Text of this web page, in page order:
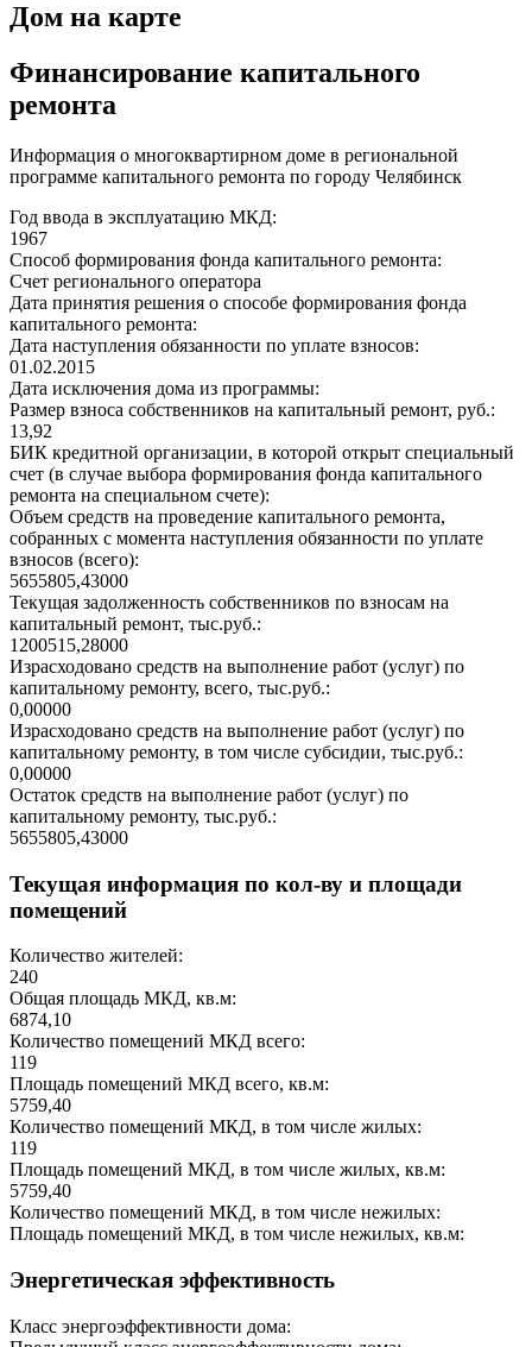
Дом на карте
Финансирование капитального
ремонта
Информация о многоквартирном доме в региональной
программе капитального ремонта по городу Челябинск
Год ввода в эксплуатацию МКД:
1967
Способ формирования фонда капитального ремонта:
Счет регионального оператора
Дата принятия решения о способе формирования фонда
капитального ремонта:
Дата наступления обязанности по уплате взносов:
01.02.2015
Дата исключения дома из программы:
Размер взноса собственников на капитальный ремонт, руб.:
13,92
БИК кредитной организации, в которой открыт специальный
счет (в случае выбора формирования фонда капитального
ремонта на специальном счете):
Объем средств на проведение капитального ремонта,
собранных с момента наступления обязанности по уплате
взносов (всего):
5655805,43000
Текущая задолженность собственников по взносам на
капитальный ремонт, тыс.руб.:
1200515,28000
Израсходовано средств на выполнение работ (услуг) по
капитальному ремонту, всего, тыс.руб.:
0,00000
Израсходовано средств на выполнение работ (услуг) по
капитальному ремонту, в том числе субсидии, тыс.руб.:
0,00000
Остаток средств на выполнение работ (услуг) по
капитальному ремонту, тыс.руб.:
5655805,43000
Текущая информация по кол-ву и площади
помещений
Количество жителей:
240
Общая площадь МКД, кв.м:
6874,10
Количество помещений МКД всего:
119
Площадь помещений МКД всего, кв.м:
5759,40
Количество помещений МКД, в том числе жилых:
119
Площадь помещений МКД, в том числе жилых, кв.м:
5759,40
Количество помещений МКД, в том числе нежилых:
Площадь помещений МКД, в том числе нежилых, кв.м:
Энергетическая эффективность
Класс энергоэффективности дома: